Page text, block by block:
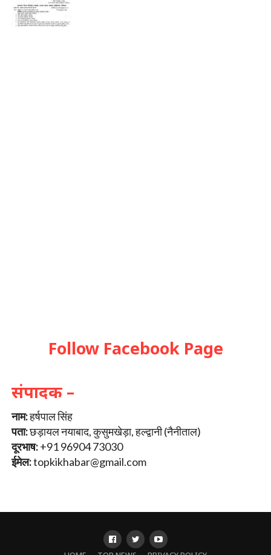
Follow Facebook Page
संपादक –
नाम:हर्षपाल सिंह
पता:छड़ायल नयाबाद, कुसुमखेड़ा, हल्द्वानी (नैनीताल)
दूरभाष:+91 96904 73030
ईमेल:topkikhabar@gmail.com